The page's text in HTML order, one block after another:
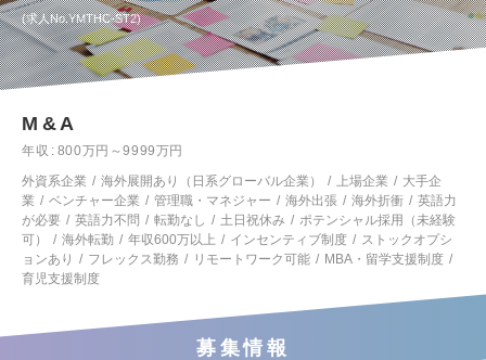
求人No.YMTHC-ST2
M&A
年収
800万円～9999万円
外資系企業
海外展開あり（日系グローバル企業） 上場企業
大手企
業
ベンチャー企業 管理職・マネジャー 海外出張 海外折衝
英語力
が必要
英語力不問 転勤なし 土日祝休み
ポテンシャル採用（未経験
可）
海外転勤 年収600万以上 インセンティブ制度
ストックオプシ
ョンあり
フレックス勤務 リモートワーク可能
MBA・留学支援制度
育児支援制度
募集情報